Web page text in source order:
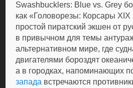
Swashbucklers: Blue vs. Grey
как «Головорезы: Корсары
простой пиратский экшен от
в привычном для темы
альтернативном мире, где
двигателями бороздят
а в городках, напоминающих
запада встречаются